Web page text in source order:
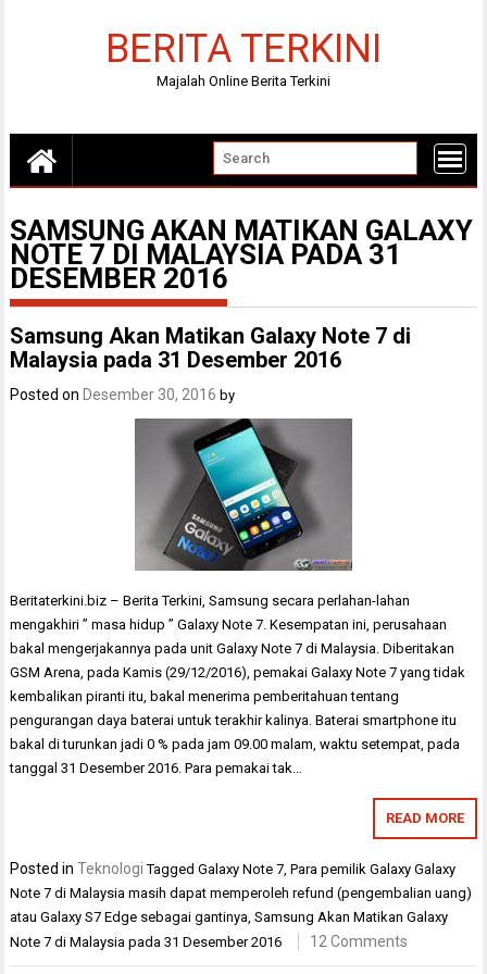
BERITA TERKINI
Majalah Online Berita Terkini
SAMSUNG AKAN MATIKAN GALAXY
NOTE 7 DI MALAYSIA PADA 31
DESEMBER 2016
Samsung Akan Matikan Galaxy Note 7 di
Malaysia pada 31 Desember 2016
Posted on Desember 30, 2016 by
Beritaterkini.biz – Berita Terkini, Samsung secara perlahan-lahan
mengakhiri ” masa hidup ” Galaxy Note 7. Kesempatan ini, perusahaan
bakal mengerjakannya pada unit Galaxy Note 7 di Malaysia. Diberitakan
GSM Arena, pada Kamis (29/12/2016), pemakai Galaxy Note 7 yang tidak
kembalikan piranti itu, bakal menerima pemberitahuan tentang
pengurangan daya baterai untuk terakhir kalinya. Baterai smartphone itu
bakal di turunkan jadi 0 % pada jam 09.00 malam, waktu setempat, pada
tanggal 31 Desember 2016. Para pemakai tak…
READ MORE
Posted inTeknologi TaggedGalaxy Note 7,Para pemilik Galaxy Galaxy
Note 7 di Malaysia masih dapat memperoleh refund (pengembalian uang)
atau Galaxy S7 Edge sebagai gantinya,Samsung Akan Matikan Galaxy
Note 7 di Malaysia pada 31 Desember 2016
12 Comments